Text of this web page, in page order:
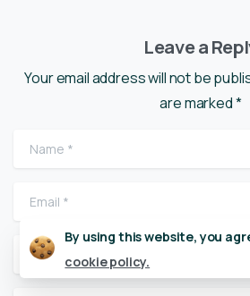
Leave a
Your email address will not be
are marked *
Name
Email
Website
By using this website, you
cookie policy.